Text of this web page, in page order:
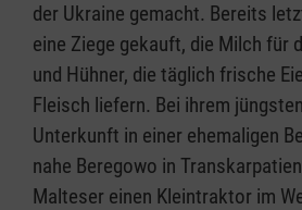
der Ukraine gemacht. Bereits
eine Ziege gekauft, die Milch für
und Hühner, die täglich frische
Fleisch liefern. Bei ihrem
Unterkunft in einer ehemaligen
nahe Beregowo in
Malteser einen Kleintraktor im